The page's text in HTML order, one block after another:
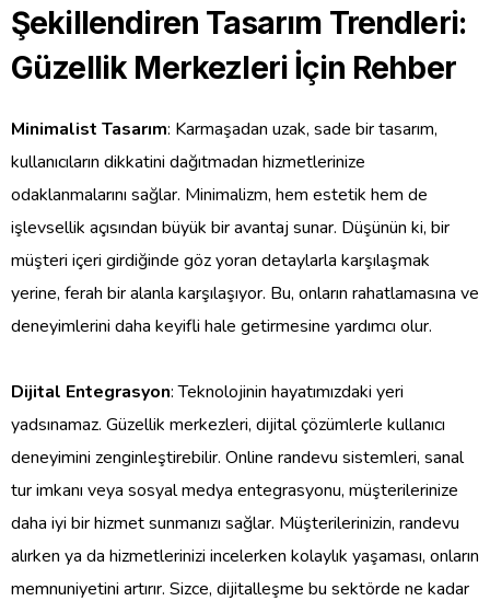
Şekillendiren Tasarım Trendleri:
Güzellik Merkezleri İçin Rehber
Minimalist Tasarım: Karmaşadan uzak, sade bir tasarım,
kullanıcıların dikkatini dağıtmadan hizmetlerinize
odaklanmalarını sağlar. Minimalizm, hem estetik hem de
işlevsellik açısından büyük bir avantaj sunar. Düşünün ki, bir
müşteri içeri girdiğinde göz yoran detaylarla karşılaşmak
yerine, ferah bir alanla karşılaşıyor. Bu, onların rahatlamasına ve
deneyimlerini daha keyifli hale getirmesine yardımcı olur.
Dijital Entegrasyon: Teknolojinin hayatımızdaki yeri
yadsınamaz. Güzellik merkezleri, dijital çözümlerle kullanıcı
deneyimini zenginleştirebilir. Online randevu sistemleri, sanal
tur imkanı veya sosyal medya entegrasyonu, müşterilerinize
daha iyi bir hizmet sunmanızı sağlar. Müşterilerinizin, randevu
alırken ya da hizmetlerinizi incelerken kolaylık yaşaması, onların
memnuniyetini artırır. Sizce, dijitalleşme bu sektörde ne kadar